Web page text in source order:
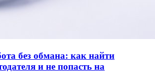
без обмана: как найти
и не попасть на